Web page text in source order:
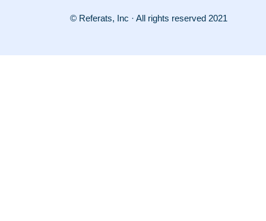
© Referats, Inc · All rights reserved 2021